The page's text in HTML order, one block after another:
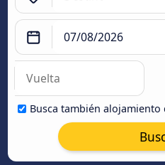
Busca también